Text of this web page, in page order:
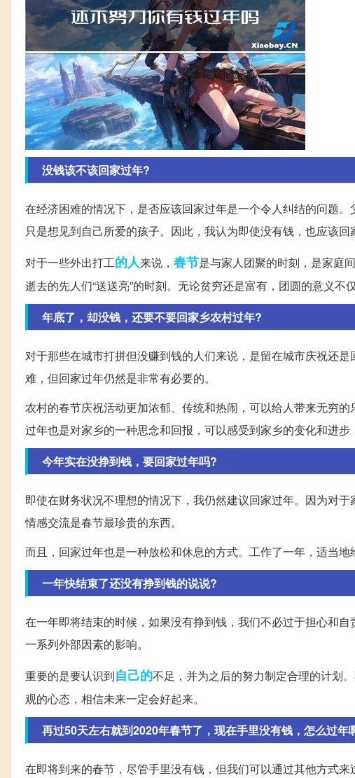
没钱该不该回家过年?
在经济困难的情况下，是否应该回家过年是一个令人纠结的问题
只是想见到自己所爱的孩子。因此，我认为即使没有钱，也应该回
对于一些外出打工的人来说， 春节是与家人团聚的时刻，是家庭
逝去的先人们“送送亮”的时刻。无论贫穷还是富有，团圆的意义不
年底了，却没钱，还要不要回家乡农村过年?
对于那些在城市打拼但没赚到钱的人们来说，是留在城市庆祝还
难，但回家过年仍然是非常有必要的。
农村的春节庆祝活动更加浓郁、传统和热闹，可以给人带来无穷
过年也是对家乡的一种思念和回报，可以感受到家乡的变化和进步
今年实在没挣到钱，要回家过年吗?
即使在财务状况不理想的情况下，我仍然建议回家过年。因为对
情感交流是春节最珍贵的东西。
而且，回家过年也是一种放松和休息的方式。工作了一年，适当
一年快结束了还没有挣到钱的说说?
在一年即将结束的时候，如果没有挣到钱，我们不必过于担心和
一系列外部因素的影响。
重要的是要认识到自己的不足，并为之后的努力制定合理的计划
观的心态，相信未来一定会好起来。
再过50天左右就到2020年春节了，现在手里没有钱，怎么过年
在即将到来的春节，尽管手里没有钱，但我们可以通过其他方式来